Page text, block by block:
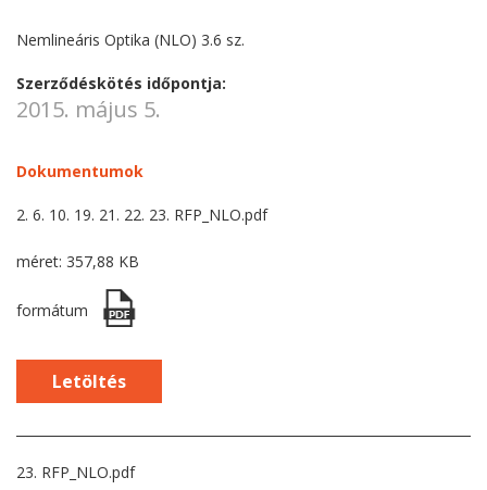
Nemlineáris Optika (NLO) 3.6 sz.
Szerződéskötés időpontja:
2015. május 5.
Dokumentumok
2. 6. 10. 19. 21. 22. 23. RFP_NLO.pdf
méret: 357,88 KB
formátum
Letöltés
23. RFP_NLO.pdf